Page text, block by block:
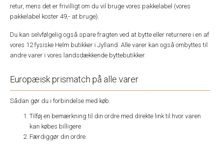
retur, mens det er frivilligt om du vil bruge vores pakkelabel (vores
pakkelabel koster 49,- at bruge).
Du kan selvfølgelig også spare fragten ved at bytte eller returnere i en af
vores 12 fysiske Helm butikker i Jylland. Alle varer kan også ombyttes til
andre varer i vores landsdækkende byttebutikker.
Europæisk prismatch på alle varer
Sådan gør du i forbindelse med køb
Tilføj en bemærkning til din ordre med direkte link til hvor varen
kan købes billigere
Færdiggør din ordre.